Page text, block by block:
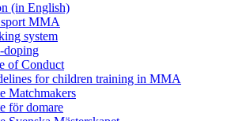
(in English)
MMA
system
doping
of Conduct
for children training in MMA
Matchmakers
för domare